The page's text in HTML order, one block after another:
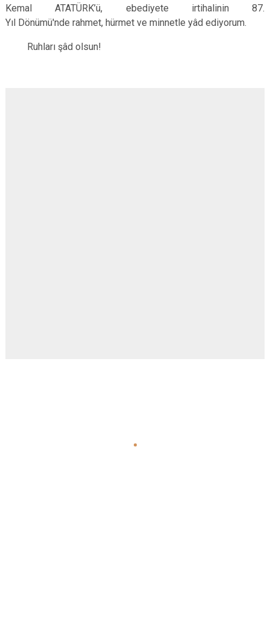
Kemal ATATÜRK’ü, ebediyete irtihalinin 87.
Yıl Dönümü'nde rahmet, hürmet ve minnetle yâd ediyorum.
Ruhları şâd olsun!